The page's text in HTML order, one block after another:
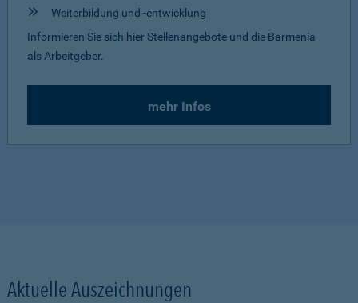
Weiterbildung und -entwicklung
Informieren Sie sich hier Stellenangebote und die Barmenia
als Arbeitgeber.
mehr Infos
Aktuelle Auszeichnungen